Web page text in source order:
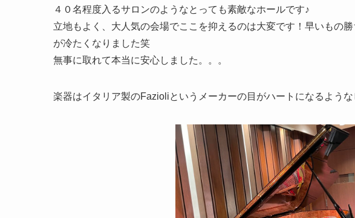
４０名程度入るサロンのようなとっても素敵なホールです♪
立地もよく、大人気の会場でここを抑えるのは大変です！早いもの
が冷たくなりました笑
無事に取れて本当に安心しました。。。
楽器はイタリア製のFazioliというメーカーの目がハートになるよう